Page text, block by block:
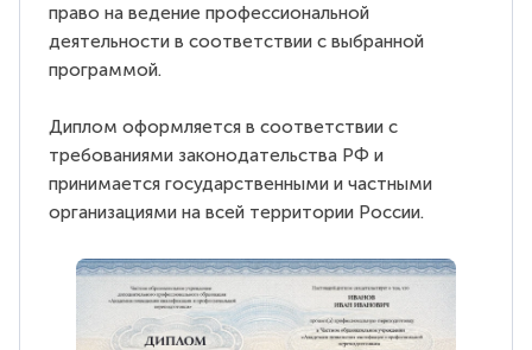
право на ведение профессиональной
деятельности в соответствии с выбранной
программой.
Диплом оформляется в соответствии с
требованиями законодательства РФ и
принимается государственными и частными
организациями на всей территории России.